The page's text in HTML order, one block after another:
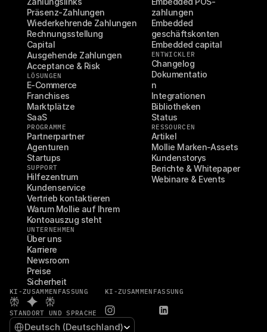
Präsenz-Zahlungen
Wiederkehrende Zahlungen
Rechnungsstellung
Capital
Ausgehende Zahlungen
Acceptance & Risk
LÖSUNGEN
E-Commerce
Franchises
Marktplätze
SaaS
PROGRAMME
Partnerpartner
Agenturen
Startups
SUPPORT
Hilfezentrum
Kundenservice
Vertrieb kontaktieren
Warum Mollie auf Ihrem
Kontoauszug steht
UNTERNEHMEN
Über uns
Karriere
Newsroom
Preise
Sicherheit
zahlungen
Embedded
geschäftskonten
Embedded capital
ENTWICKLER
Changelog
Dokumentatio
n
Integrationen
Bibliotheken
Status
RESSOURCEN
Artikel
Mollie Marken-Assets
Kundenstorys
Berichte & Whitepaper
Webinare & Events
KI-ZUSAMMENFASSUNG KI-ZUSAMMENFASSUNG
STANDORT UND SPRACHE
Select Language
Deutsch (Deutschland)